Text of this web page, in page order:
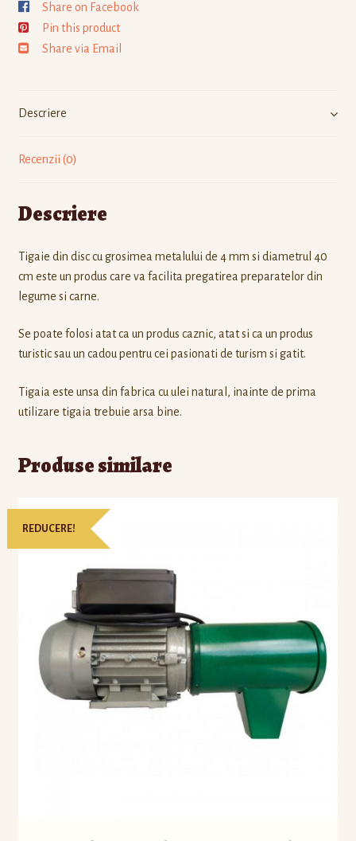
Share on Facebook
Pin this product
Share via Email
Descriere
Recenzii (0)
Descriere
Tigaie din disc cu grosimea metalului de 4 mm si diametrul 40
cm este un produs care va facilita pregatirea preparatelor din
legume si carne.
Se poate folosi atat ca un produs caznic, atat si ca un produs
turistic sau un cadou pentru cei pasionati de turism si gatit.
Tigaia este unsa din fabrica cu ulei natural, inainte de prima
utilizare tigaia trebuie arsa bine.
Produse similare
REDUCERE!